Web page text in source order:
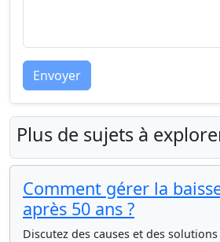
Envoyer
Plus de sujets à
Comment gérer la
après 50 ans ?
Discutez des causes et des